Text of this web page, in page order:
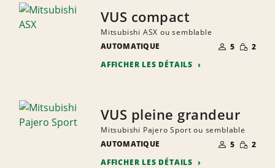
VUS compact
Mitsubishi ASX ou semblable
AUTOMATIQUE
NOMBRE DE
PERSONNES
5 RÉDUITE
2
AFFICHER LES DÉTAILS
VUS pleine grandeur
Mitsubishi Pajero Sport ou semblable
AUTOMATIQUE
NOMBRE DE
PERSONNES
5 RÉDUITE
2
AFFICHER LES DÉTAILS